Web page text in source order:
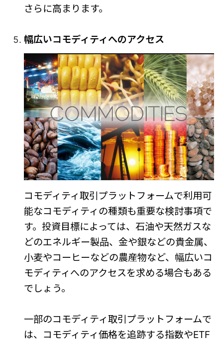
さらに高まります。
幅広いコモディティへのアクセス
コモディティ取引プラットフォームで利用可
能なコモディティの種類も重要な検討事項で
す。投資目標によっては、石油や天然ガスな
どのエネルギー製品、金や銀などの貴金属、
小麦やコーヒーなどの農産物など、幅広いコ
モディティへのアクセスを求める場合もある
でしょう。
一部のコモディティ取引プラットフォームで
は、コモディティ価格を追跡する指数やETF